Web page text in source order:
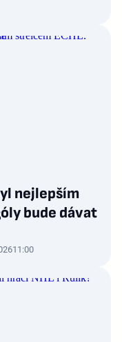
nejlepším
bude dávat
11:00